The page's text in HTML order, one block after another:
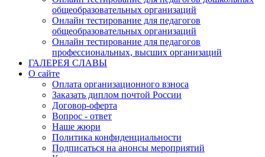
общеобразовательных организаций
Онлайн тестирование для педагогов
общеобразовательных организаций
Онлайн тестирование для педагогов
профессиональных, высших организаций
ГАЛЕРЕЯ СЛАВЫ
О сайте
Оплата организационного взноса
Заказать диплом почтой России
Договор-оферта
Вопрос - ответ
Наше жюри
Политика конфиденциальности
Подписаться на анонсы мероприятий